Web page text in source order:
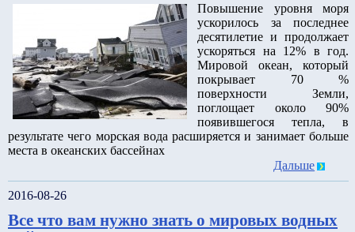
Повышение уровня моря
ускорилось за последнее
десятилетие и продолжает
ускоряться на 12% в год.
Мировой океан, который
покрывает 70 %
поверхности Земли,
поглощает около 90%
появившегося тепла, в
результате чего морская вода расширяется и занимает больше
места в океанских бассейнах
Дальше
2016-08-26
Все что вам нужно знать о мировых водных